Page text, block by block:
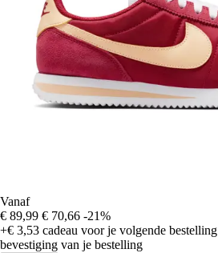
Vanaf
€ 89,99 € 70,66 -21%
+€ 3,53 cadeau voor je volgende bestelling
bevestiging van je bestelling